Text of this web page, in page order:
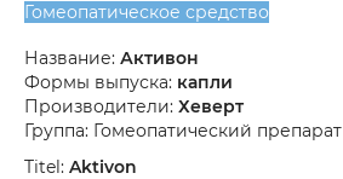
Гомеопатическое средство
Название: Активон
Формы выпуска: капли
Производители: Хеверт
Группа: Гомеопатический препарат
Titel: Aktivon